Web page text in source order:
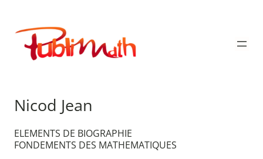
contenu
Publimath
Nicod Jean
ELEMENTS DE BIOGRAPHIE
FONDEMENTS DES MATHEMATIQUES